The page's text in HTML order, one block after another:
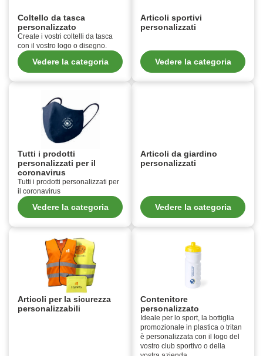
Coltello da tasca
personalizzato
Create i vostri coltelli da tasca
con il vostro logo o disegno.
Vedere la categoria
Articoli sportivi
personalizzati
Vedere la categoria
Tutti i prodotti
personalizzati per il
coronavirus
Tutti i prodotti personalizzati per
il coronavirus
Vedere la categoria
Articoli da giardino
personalizzati
Vedere la categoria
Articoli per la sicurezza
personalizzabili
Contenitore
personalizzato
Ideale per lo sport, la bottiglia
promozionale in plastica o tritan
è personalizzata con il logo del
vostro club sportivo o della